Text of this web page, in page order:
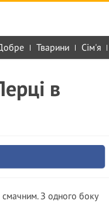
Тварини Сім'я
в
смачним. З одного боку